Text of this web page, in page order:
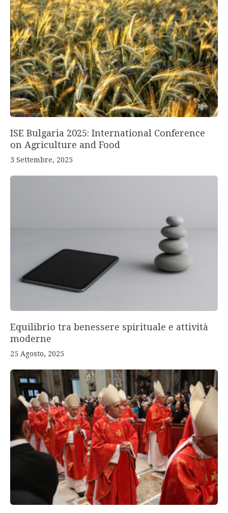
ISE Bulgaria 2025: International Conference
on Agriculture and Food
3 Settembre, 2025
Equilibrio tra benessere spirituale e attività
moderne
25 Agosto, 2025